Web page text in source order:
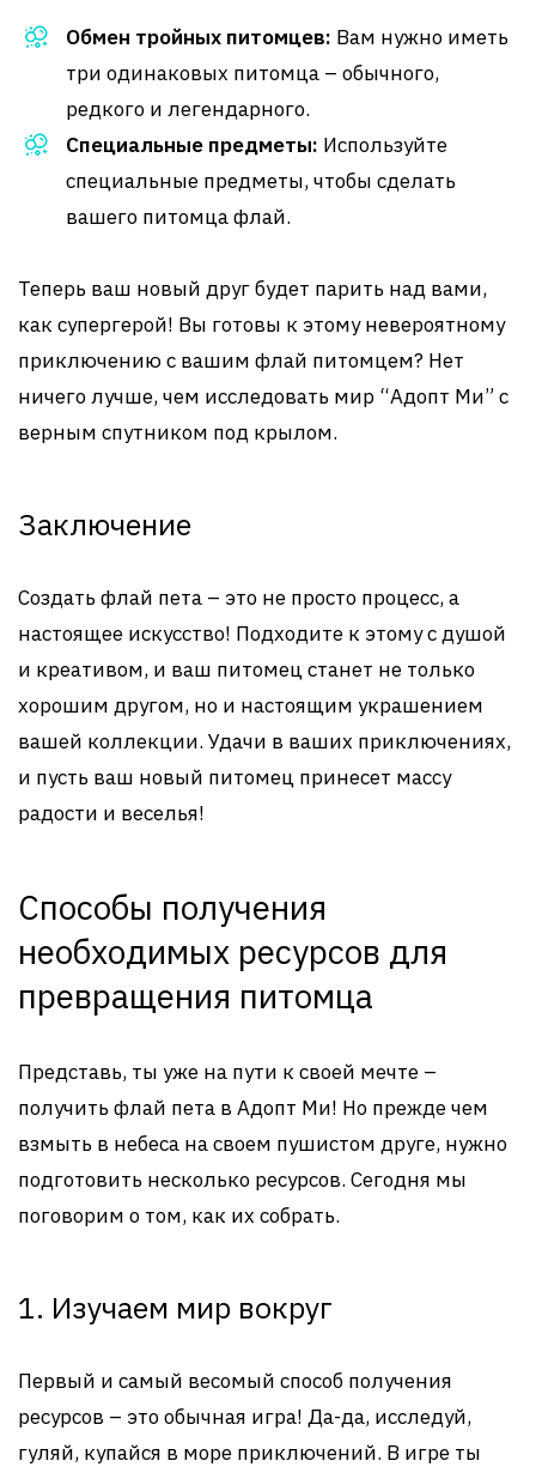
Обмен тройных питомцев: Вам нужно иметь
три одинаковых питомца – обычного,
редкого и легендарного.
Специальные предметы: Используйте
специальные предметы, чтобы сделать
вашего питомца флай.
Теперь ваш новый друг будет парить над вами,
как супергерой! Вы готовы к этому невероятному
приключению с вашим флай питомцем? Нет
ничего лучше, чем исследовать мир “Адопт Ми” с
верным спутником под крылом.
Заключение
Создать флай пета – это не просто процесс, а
настоящее искусство! Подходите к этому с душой
и креативом, и ваш питомец станет не только
хорошим другом, но и настоящим украшением
вашей коллекции. Удачи в ваших приключениях,
и пусть ваш новый питомец принесет массу
радости и веселья!
Способы получения
необходимых ресурсов для
превращения питомца
Представь, ты уже на пути к своей мечте –
получить флай пета в Адопт Ми! Но прежде чем
взмыть в небеса на своем пушистом друге, нужно
подготовить несколько ресурсов. Сегодня мы
поговорим о том, как их собрать.
1. Изучаем мир вокруг
Первый и самый весомый способ получения
ресурсов – это обычная игра! Да-да, исследуй,
гуляй, купайся в море приключений. В игре ты